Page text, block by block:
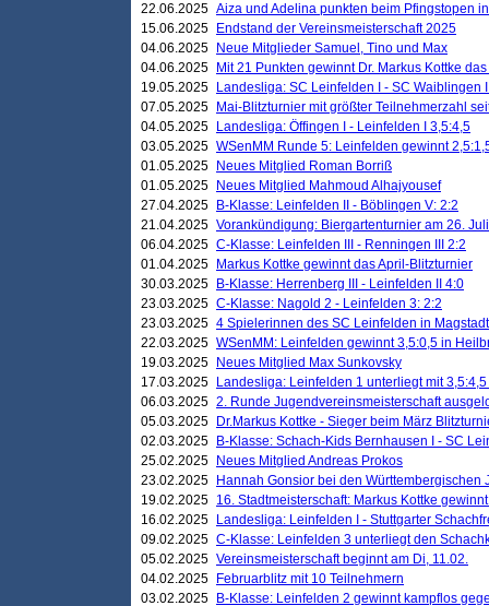
22.06.2025 Aiza und Adelina punkten beim Pfingstopen
15.06.2025
Endstand der Vereinsmeisterschaft 2025
04.06.2025
Neue Mitglieder Samuel, Tino und Max
04.06.2025
Mit 21 Punkten gewinnt Dr. Markus Kottke
19.05.2025
Landesliga: SC Leinfelden I - SC Waiblingen
07.05.2025
Mai-Blitzturnier mit größter Teilnehmerzahl
04.05.2025
Landesliga: Öffingen I - Leinfelden I 3,5:4,5
03.05.2025 WSenMM Runde 5: Leinfelden gewinnt
01.05.2025
Neues Mitglied Roman Borriß
01.05.2025
Neues Mitglied Mahmoud Alhajyousef
27.04.2025
B-Klasse: Leinfelden II - Böblingen V: 2:2
21.04.2025 Vorankündigung: Biergartenturnier am 26. Juli
06.04.2025 C-Klasse: Leinfelden III - Renningen III 2:2
01.04.2025
Markus Kottke gewinnt das April-Blitzturnier
30.03.2025
B-Klasse: Herrenberg III - Leinfelden II 4:0
23.03.2025 C-Klasse: Nagold 2 - Leinfelden 3: 2:2
23.03.2025 4 Spielerinnen des SC Leinfelden in Magstadt
22.03.2025 WSenMM: Leinfelden gewinnt 3,5:0,5 in
19.03.2025
Neues Mitglied Max Sunkovsky
17.03.2025
Landesliga: Leinfelden 1 unterliegt mit
06.03.2025 2. Runde Jugendvereinsmeisterschaft
05.03.2025
Dr.Markus Kottke - Sieger beim März
02.03.2025
B-Klasse: Schach-Kids Bernhausen I - SC
25.02.2025
Neues Mitglied Andreas Prokos
23.02.2025
Hannah Gonsior bei den Württembergischen
19.02.2025 16. Stadtmeisterschaft: Markus Kottke
16.02.2025
Landesliga: Leinfelden I - Stuttgarter
09.02.2025 C-Klasse: Leinfelden 3 unterliegt den
05.02.2025 Vereinsmeisterschaft beginnt am Di, 11.02.
04.02.2025
Februarblitz mit 10 Teilnehmern
03.02.2025
B-Klasse: Leinfelden 2 gewinnt kampflos